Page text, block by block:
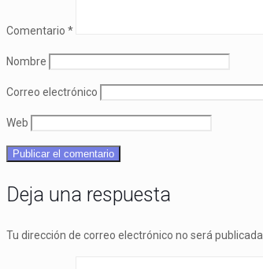
Comentario *
Nombre
Correo electrónico
Web
Deja una respuesta
Tu dirección de correo electrónico no será publicada.